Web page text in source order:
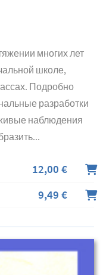
многих лет
школе,
Подробно
разработки
наблюдения
12,00 €
9,49 €